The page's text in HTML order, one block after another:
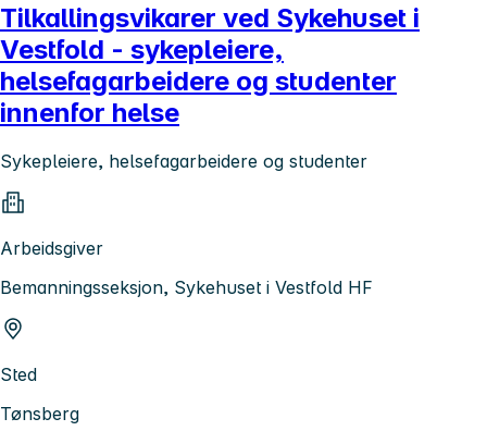
Tilkallingsvikarer ved Sykehuset i
Vestfold - sykepleiere,
helsefagarbeidere og studenter
innenfor helse
Sykepleiere, helsefagarbeidere og studenter
Arbeidsgiver
Bemanningsseksjon, Sykehuset i Vestfold HF
Sted
Tønsberg